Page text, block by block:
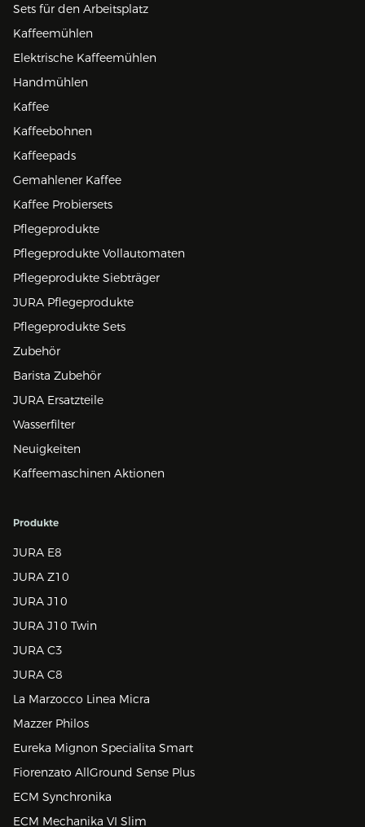
Sets für den Arbeitsplatz
Kaffeemühlen
Elektrische Kaffeemühlen
Handmühlen
Kaffee
Kaffeebohnen
Kaffeepads
Gemahlener Kaffee
Kaffee Probiersets
Pflegeprodukte
Pflegeprodukte Vollautomaten
Pflegeprodukte Siebträger
JURA Pflegeprodukte
Pflegeprodukte Sets
Zubehör
Barista Zubehör
JURA Ersatzteile
Wasserfilter
Neuigkeiten
Kaffeemaschinen Aktionen
Produkte
JURA E8
JURA Z10
JURA J10
JURA J10 Twin
JURA C3
JURA C8
La Marzocco Linea Micra
Mazzer Philos
Eureka Mignon Specialita Smart
Fiorenzato AllGround Sense Plus
ECM Synchronika
ECM Mechanika VI Slim